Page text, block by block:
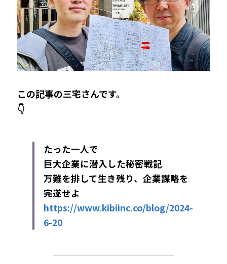
この記事の三宅さんです。
👇
たった一人で
巨大企業に潜入した秘密戦記
万難を排して生き残り、企業謀略を
完遂せよ​
https://www.kibiinc.co/blog/2024-
6-20